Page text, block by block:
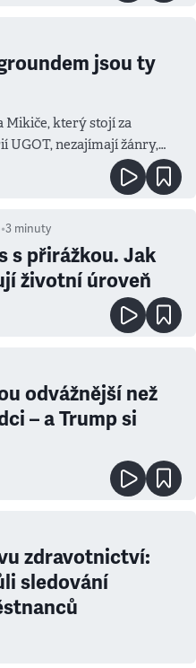
jsou ty
který stojí za
UGOT, nezajímají žánry,
•3 minuty
s přirážkou. Jak
životní úroveň
odvážnější než
– a Trump si
zdravotnictví:
sledování